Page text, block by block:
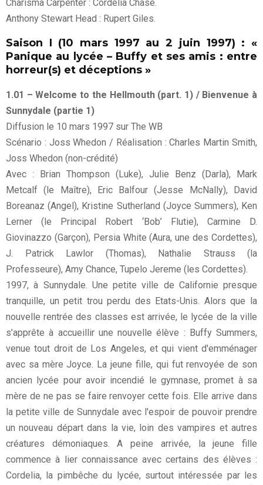
Charisma Carpenter : Cordelia Chase.
Anthony Stewart Head : Rupert Giles.
Saison I (10 mars 1997 au 2 juin 1997) : «
Panique au lycée – Buffy et ses amis : entre
horreur(s) et déceptions »
1.01 – Welcome to the Hellmouth (part. 1) / Bienvenue à
Sunnydale (partie 1)
Diffusion le 10 mars 1997 sur The WB
Scénario : Joss Whedon / Réalisation : Charles Martin Smith,
Joss Whedon (non-crédité)
Avec : Brian Thompson (Luke), Julie Benz (Darla), Mark
Metcalf (le Maître), Eric Balfour (Jesse McNally), David
Boreanaz (Angel), Kristine Sutherland (Joyce Summers), Ken
Lerner (le Principal Robert ‘Bob’ Flutie), Carmine D.
Giovinazzo (Garçon), Persia White (Aura, une des Cordettes),
J. Patrick Lawlor (Thomas), Nathalie Strauss (la
Professeure), Amy Chance, Tupelo Jereme (les Cordettes).
1997, à Sunnydale. Une petite ville de Californie presque
tranquille, un petit trou perdu des Etats-Unis. Alors que la
nouvelle rentrée des classes est arrivée, le lycée de la ville
s’apprête à accueillir une nouvelle élève : Buffy Summers,
venue tout droit de Los Angeles, et qui vient d'emménager
avec sa mère Joyce. La jeune fille, qui fut renvoyée de son
ancien lycée pour avoir incendié le gymnase, promet à sa
mère de ne pas se faire renvoyer cette fois. Elle arrive dans
la petite ville de Sunnydale avec l'espoir de pouvoir prendre
un nouveau départ dans la vie, loin des vampires et autres
créatures démoniaques. A peine arrivée, la jeune fille
commence à lier connaissance avec certains des élèves :
Cordelia, la pimbêche du lycée, surtout intéressée par les